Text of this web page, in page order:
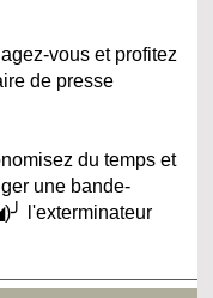
vous et profitez
de presse
du temps et
une bande-
l'exterminateur